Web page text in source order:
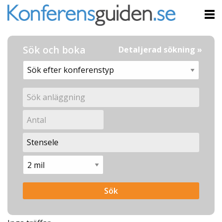
Sök och boka Detaljerad sökning »